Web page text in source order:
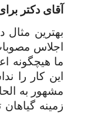
آقای دکتر
بهترین مثال
اجلاس
ما هیچگونه
این کار را
مشهور به
زمینه